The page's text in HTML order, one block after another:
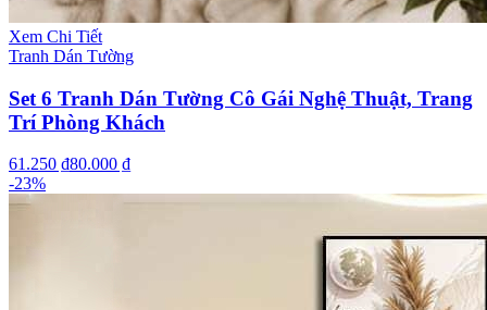
Xem Chi Tiết
Tranh Dán Tường
Set 6 Tranh Dán Tường Cô Gái Nghệ Thuật, Trang
Trí Phòng Khách
61.250 ₫80.000 ₫
-23%